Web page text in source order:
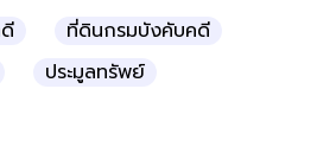
ที่ดินกรมบังคับคดี
ประมูลทรัพย์